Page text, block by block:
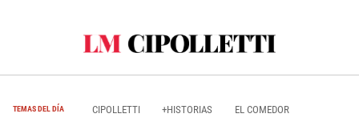
TEMAS DEL DÍA CIPOLLETTI +HISTORIAS EL COMEDOR